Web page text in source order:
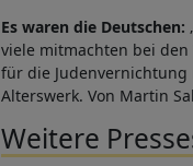
Es waren die Deutschen:
viele mitmachten bei
für die Judenvernichtung
Alterswerk. Von Martin
Weitere